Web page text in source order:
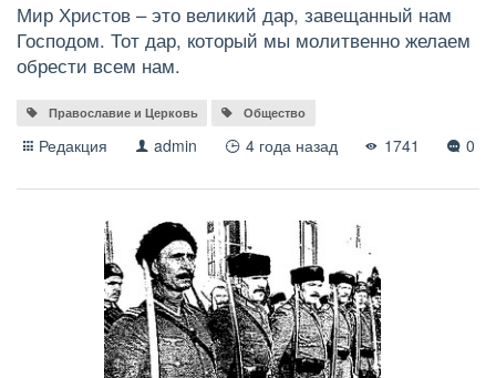
Мир Христов – это великий дар, завещанный нам
Господом. Тот дар, который мы молитвенно желаем
обрести всем нам.
Православие и Церковь Общество
Редакция admin 4 года назад 1741 0